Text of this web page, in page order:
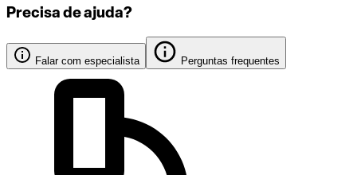
Precisa de ajuda?
Falar com especialista Perguntas frequentes